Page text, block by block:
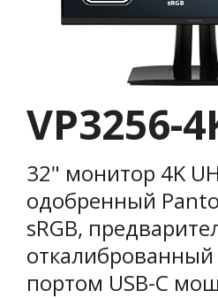
VP3256-
32" монитор 4K
одобренный
sRGB,
откалиброванный
портом USB-C